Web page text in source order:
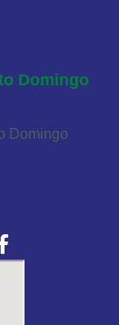
Domingo
Domingo